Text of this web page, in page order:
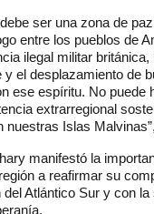
ser una zona de
entre los pueblos de
ilegal militar británica,
y el desplazamiento de
ese espíritu. No puede
extrarregional
nuestras Islas
manifestó la
a reafirmar su
Atlántico Sur y con